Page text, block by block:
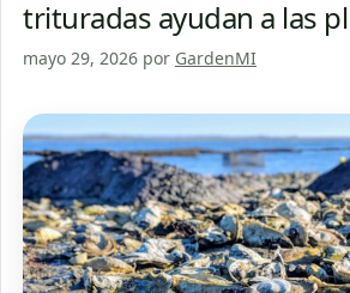
trituradas ayudan a las
mayo 29, 2026 por GardenMI